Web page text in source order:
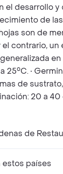
el desarrollo y
de
son de
contrario, un
en
25°C. •
de sustrato,
20 a 40
de
estos países